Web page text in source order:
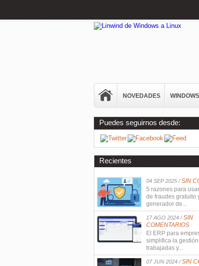
NOVEDADES WINDOWS
Puedes seguirnos desde:
Recientes
04 SEP 2025 /SIN
5 razones para
de fraudes gratuito
generador de...
17 AGO 2024 /SIN
COMENTARIOS
El ERP para
simplifica la
trabajadas y...
07 JUN 2024 /SIN